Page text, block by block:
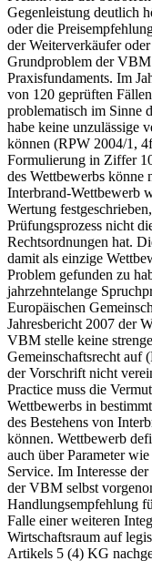
Gegenleistung deutlich
oder die
der Weiterverkäufer
Grundproblem der VBM
Praxisfundaments. Im
von 120 geprüften
problematisch im Sinne
habe keine unzulässige
können (RPW 2004/1,
Formulierung in Ziffer
des Wettbewerbs könne
Interbrand-Wettbewerb
Wertung
Prüfungsprozess nicht
Rechtsordnungen hat.
damit als einzige
Problem gefunden zu
jahrzehntelange
Europäischen
Jahresbericht 2007 der
VBM stelle keine
Gemeinschaftsrecht auf
der Vorschrift nicht
Practice muss die
Wettbewerbs in
des Bestehens von
können. Wettbewerb
auch über Parameter
Service. Im Interesse
der VBM selbst
Handlungsempfehlung
Falle einer weiteren
Wirtschaftsraum auf
Artikels 5 (4) KG